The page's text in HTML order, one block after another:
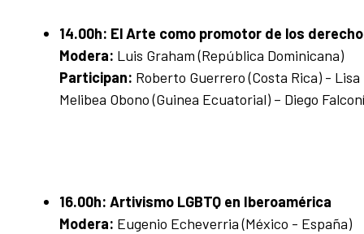
14.00h: El Arte como promotor de los
Modera: Luis Graham (República Dominicana)
Participan: Roberto Guerrero (Costa Rica) -
Melibea Obono (Guinea Ecuatorial) – Diego
16.00h: Artivismo LGBTQ en Iberoamérica
Modera: Eugenio Echeverria (México - España)